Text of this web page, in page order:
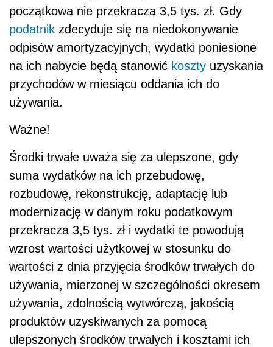
początkowa nie przekracza 3,5 tys. zł. Gdy
podatnik zdecyduje się na niedokonywanie
odpisów amortyzacyjnych, wydatki poniesione
na ich nabycie będą stanowić koszty uzyskania
przychodów w miesiącu oddania ich do
używania.
Ważne!
Środki trwałe uważa się za ulepszone, gdy
suma wydatków na ich przebudowę,
rozbudowę, rekonstrukcję, adaptację lub
modernizację w danym roku podatkowym
przekracza 3,5 tys. zł i wydatki te powodują
wzrost wartości użytkowej w stosunku do
wartości z dnia przyjęcia środków trwałych do
używania, mierzonej w szczególności okresem
używania, zdolnością wytwórczą, jakością
produktów uzyskiwanych za pomocą
ulepszonych środków trwałych i kosztami ich